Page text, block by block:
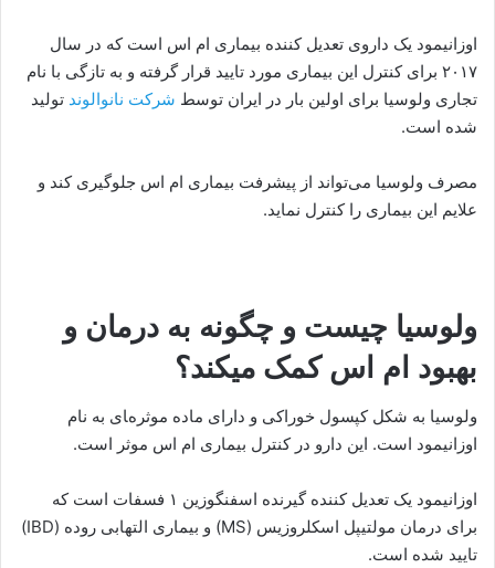
اوزانیمود یک داروی تعدیل کننده بیماری ام اس است که در سال
۲۰۱۷ برای کنترل این بیماری مورد تایید قرار گرفته و به تازگی با نام
تجاری ولوسیا برای اولین بار در ایران توسط شرکت نانوالوند تولید
شده است.
مصرف ولوسیا می‌تواند از پیشرفت بیماری ام اس جلوگیری کند و
علایم این بیماری را کنترل نماید.
ولوسیا چیست و چگونه به درمان و
بهبود ام اس کمک میکند؟
ولوسیا به شکل کپسول خوراکی و دارای ماده موثره‌‍ای به نام
اوزانیمود است. این دارو در کنترل بیماری ام اس موثر است.
اوزانیمود یک تعدیل کننده گیرنده اسفنگوزین ۱ فسفات است که
برای درمان مولتیپل اسکلروزیس (MS) و بیماری التهابی روده (IBD)
تایید شده است.